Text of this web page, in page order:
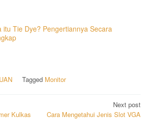
itu Tie Dye? Pengertiannya Secara
Tagged Monitor
Kulkas
Next post
Cara Mengetahui Jenis Slot VGA